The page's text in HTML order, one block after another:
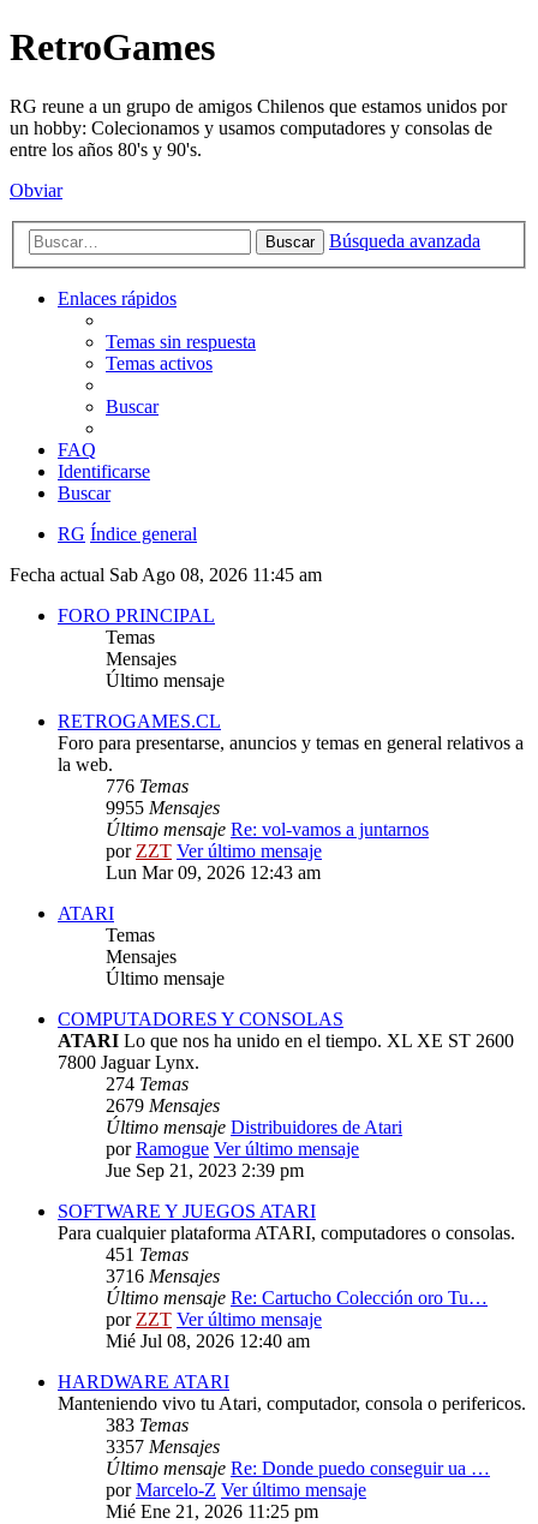
RetroGames
RG reune a un grupo de amigos Chilenos que estamos unidos por
un hobby: Colecionamos y usamos computadores y consolas de
entre los años 80's y 90's.
Obviar
Buscar Búsqueda avanzada
Enlaces rápidos
Temas sin respuesta
Temas activos
Buscar
FAQ
Identificarse
Buscar
RG Índice general
Fecha actual Sab Ago 08, 2026 11:45 am
FORO PRINCIPAL
Temas
Mensajes
Último mensaje
RETROGAMES.CL
Foro para presentarse, anuncios y temas en general relativos a
la web.
776 Temas
9955 Mensajes
Último mensaje Re: vol-vamos a juntarnos
porZZT Ver último mensaje
Lun Mar 09, 2026 12:43 am
ATARI
Temas
Mensajes
Último mensaje
COMPUTADORES Y CONSOLAS
ATARI Lo que nos ha unido en el tiempo. XL XE ST 2600
7800 Jaguar Lynx.
274 Temas
2679 Mensajes
Último mensaje Distribuidores de Atari
porRamogue Ver último mensaje
Jue Sep 21, 2023 2:39 pm
SOFTWARE Y JUEGOS ATARI
Para cualquier plataforma ATARI, computadores o consolas.
451 Temas
3716 Mensajes
Último mensaje Re: Cartucho Colección oro Tu…
porZZT Ver último mensaje
Mié Jul 08, 2026 12:40 am
HARDWARE ATARI
Manteniendo vivo tu Atari, computador, consola o perifericos.
383 Temas
3357 Mensajes
Último mensaje Re: Donde puedo conseguir ua …
porMarcelo-Z Ver último mensaje
Mié Ene 21, 2026 11:25 pm